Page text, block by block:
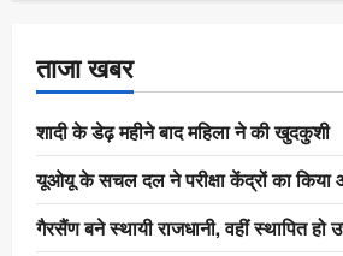
ताजा खबर
शादी के डेढ़ महीने बाद महिला ने की खुदकुशी
यूओयू के सचल दल ने परीक्षा केंद्रों का किया
गैरसैंण बने स्थायी राजधानी, वहीं स्थापित हो